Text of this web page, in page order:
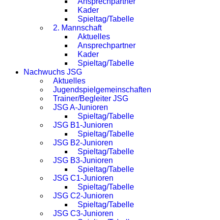
Kader
Spieltag/Tabelle
2. Mannschaft
Aktuelles
Ansprechpartner
Kader
Spieltag/Tabelle
Nachwuchs JSG
Aktuelles
Jugendspielgemeinschaften
Trainer/Begleiter JSG
JSG A-Junioren
Spieltag/Tabelle
JSG B1-Junioren
Spieltag/Tabelle
JSG B2-Junioren
Spieltag/Tabelle
JSG B3-Junioren
Spieltag/Tabelle
JSG C1-Junioren
Spieltag/Tabelle
JSG C2-Junioren
Spieltag/Tabelle
JSG C3-Junioren